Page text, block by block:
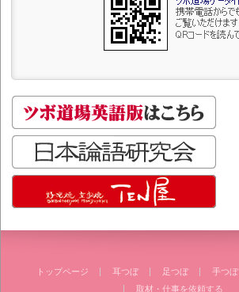
トップページ 耳つぼ 足つぼ 手つぼ
取材・仕事を依頼する